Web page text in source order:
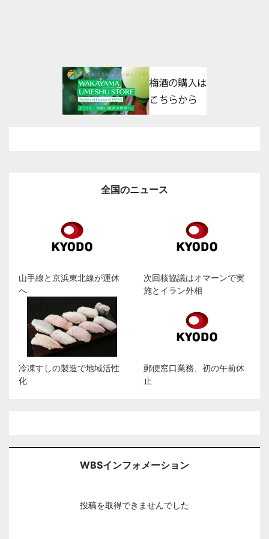
全国のニュース
山手線と京浜東北線が運休
へ
次回核協議はオマーンで実
施とイラン外相
冷凍すしの製造で地域活性
化
郵便窓口業務、初の午前休
止
WBSインフォメーション
投稿を取得できませんでした